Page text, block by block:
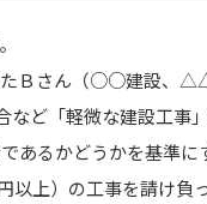
Ｂさん（○○建設、
ど「軽微な建設工事
あるかどうかを基準に
以上）の工事を請け